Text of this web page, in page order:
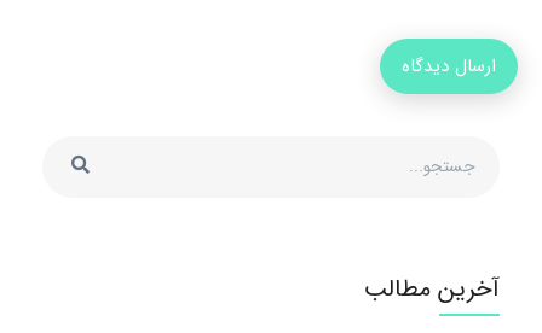
آخرین مطالب